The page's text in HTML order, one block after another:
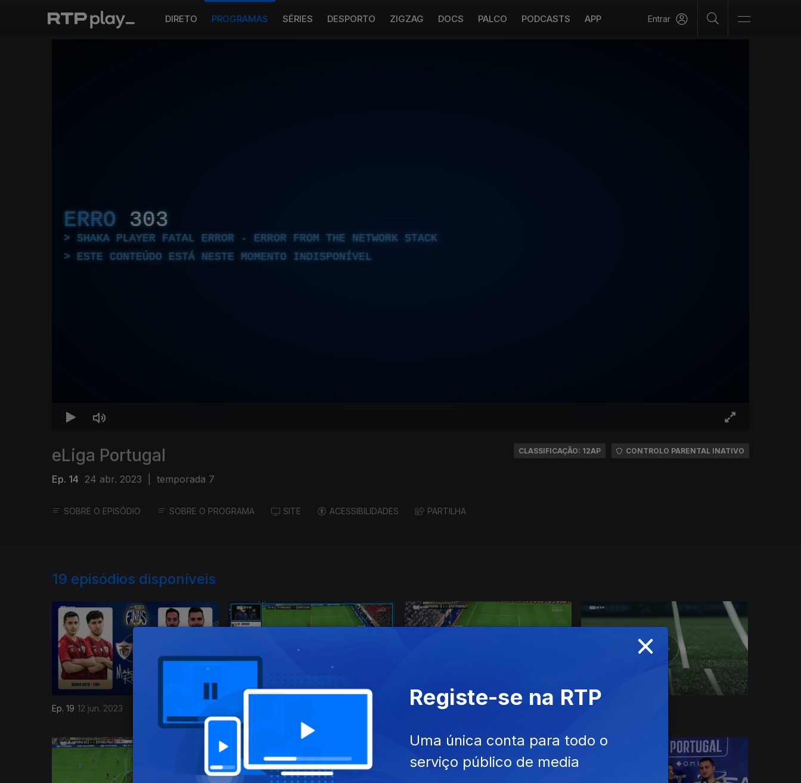
DIRETO PROGRAMAS SÉRIES DESPORTO ZIGZAG DOCS PALCO PODCASTS APP Entrar
ERRO 303
SHAKA PLAYER FATAL ERROR - ERROR FROM THE NETWORK STACK
ESTE CONTEÚDO ESTÁ NESTE MOMENTO INDISPONÍVEL
eLiga Portugal
Ep. 14 24 abr. 2023 temporada 7
CLASSIFICAÇÃO: 12AP CONTROLO PARENTAL INATIVO
SOBRE O EPISÓDIO SOBRE O PROGRAMA SITE ACESSIBILIDADES PARTILHA
19 episódios disponíveis
Ep. 19 12 jun. 2023 Ep. 17 15 mai. 2023 Ep. 16
×
Registe-se na RTP
Uma única conta para todo o
serviço público de media